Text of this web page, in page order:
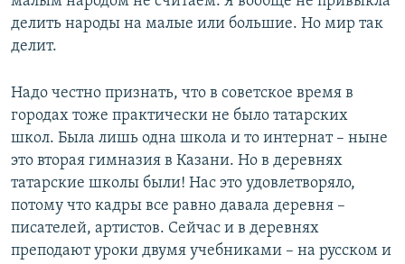
делить народы на малые или большие. Но мир так
делит.
Надо честно признать, что в советское время в
городах тоже практически не было татарских
школ. Была лишь одна школа и то интернат – ныне
это вторая гимназия в Казани. Но в деревнях
татарские школы были! Нас это удовлетворяло,
потому что кадры все равно давала деревня –
писателей, артистов. Сейчас и в деревнях
преподают уроки двумя учебниками – на русском и